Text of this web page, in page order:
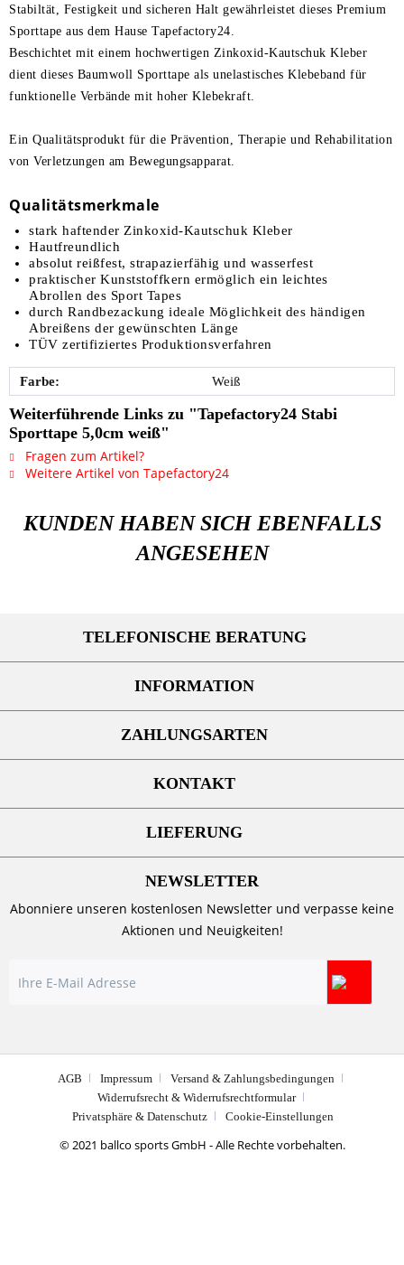
Stabiltät, Festigkeit und sicheren Halt gewährleistet dieses Premium
Sporttape aus dem Hause Tapefactory24.
Beschichtet mit einem hochwertigen Zinkoxid-Kautschuk Kleber
dient dieses Baumwoll Sporttape als unelastisches Klebeband für
funktionelle Verbände mit hoher Klebekraft.
Ein Qualitätsprodukt für die Prävention, Therapie und Rehabilitation
von Verletzungen am Bewegungsapparat.
Qualitätsmerkmale
stark haftender Zinkoxid-Kautschuk Kleber
Hautfreundlich
absolut reißfest, strapazierfähig und wasserfest
praktischer Kunststoffkern ermöglich ein leichtes
Abrollen des Sport Tapes
durch Randbezackung ideale Möglichkeit des händigen
Abreißens der gewünschten Länge
TÜV zertifiziertes Produktionsverfahren
Farbe: Weiß
Weiterführende Links zu "Tapefactory24 Stabi
Sporttape 5,0cm weiß"
Fragen zum Artikel?
Weitere Artikel von Tapefactory24
KUNDEN HABEN SICH EBENFALLS
ANGESEHEN
TELEFONISCHE BERATUNG
INFORMATION
ZAHLUNGSARTEN
KONTAKT
LIEFERUNG
NEWSLETTER
Abonniere unseren kostenlosen Newsletter und verpasse keine
Aktionen und Neuigkeiten!
© 2021 ballco sports GmbH - Alle Rechte vorbehalten.
AGB Impressum
Versand & Zahlungsbedingungen
Widerrufsrecht & Widerrufsrechtformular
Privatsphäre & Datenschutz
Cookie-Einstellungen